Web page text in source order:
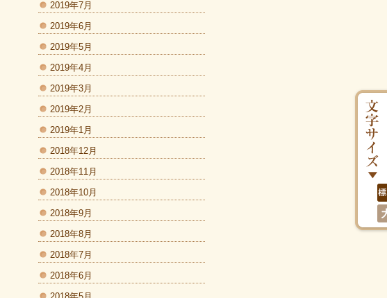
2019年7月
2019年6月
2019年5月
2019年4月
2019年3月
2019年2月
2019年1月
2018年12月
2018年11月
2018年10月
2018年9月
2018年8月
2018年7月
2018年6月